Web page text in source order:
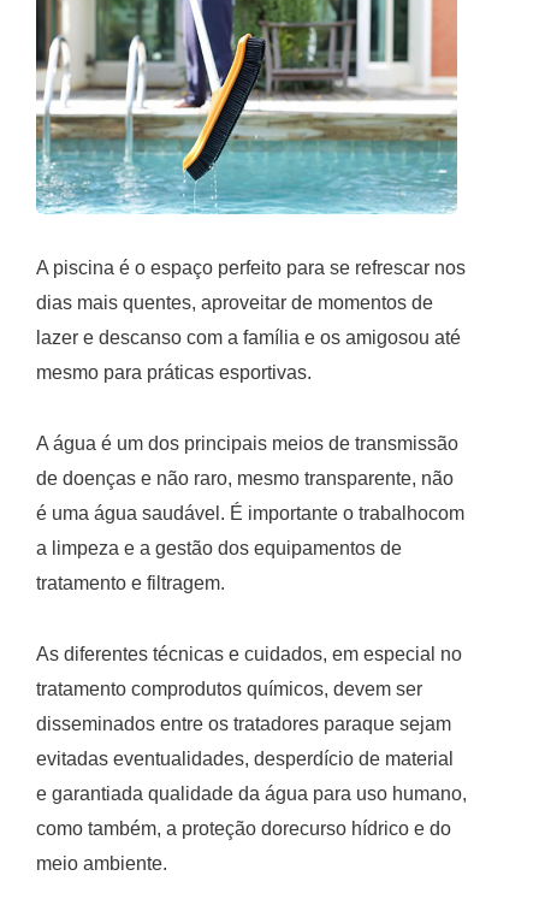
A piscina é o espaço perfeito para se refrescar nos
dias mais quentes, aproveitar de momentos de
lazer e descanso com a família e os amigosou até
mesmo para práticas esportivas.
A água é um dos principais meios de transmissão
de doenças e não raro, mesmo transparente, não
é uma água saudável. É importante o trabalhocom
a limpeza e a gestão dos equipamentos de
tratamento e filtragem.
As diferentes técnicas e cuidados, em especial no
tratamento comprodutos químicos, devem ser
disseminados entre os tratadores paraque sejam
evitadas eventualidades, desperdício de material
e garantiada qualidade da água para uso humano,
como também, a proteção dorecurso hídrico e do
meio ambiente.